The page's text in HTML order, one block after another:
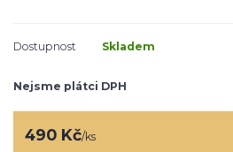
Dostupnost Skladem
Nejsme plátci DPH
490 Kč/ks